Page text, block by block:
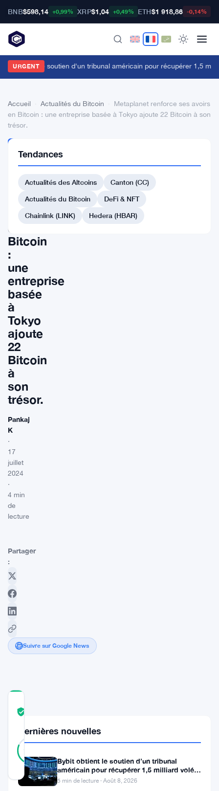
BNB$598,14 +0,99% XRP$1,04 +0,49% ETH$1 918,86 -0,14%
URGENT
obtient le soutien d'un tribunal américain pour récupérer 1,5
Accueil Actualités du Bitcoin
Metaplanet renforce ses avoirs
en Bitcoin : une entreprise basée à Tokyo ajoute 22 Bitcoin à son
trésor.
DU BITCOIN
renforce
ses
avoirs
en
Bitcoin
:
une
entreprise
basée
à
Tokyo
ajoute
22
Bitcoin
à
son
trésor.
Pankaj
K
·
17
juillet
2024
·
4 min
de
lecture
Partager
:
Suivre sur Google News
81
RÉEL
Vérifié
Mis à jour 2 ans il y a
Tendances
Actualités des Altcoins
Canton (CC)
Actualités du Bitcoin
DeFi & NFT
Chainlink (LINK)
Hedera (HBAR)
Dernières nouvelles
Bybit obtient le soutien d’un tribunal
américain pour récupérer 1,5 milliard volés
par Lazarus
5 min de lecture · Août 8, 2026